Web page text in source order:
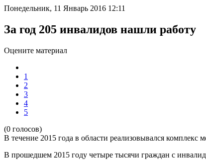
Понедельник, 11 Январь 2016 12:11
За год 205 инвалидов нашли работу
Оцените материал
1
2
3
4
5
(0 голосов)
В течение 2015 года в области реализовывался комплекс
В прошедшем 2015 году четыре тысячи граждан с